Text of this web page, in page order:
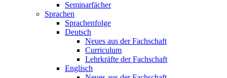
Seminarfächer
Sprachen
Sprachenfolge
Deutsch
Neues aus der Fachschaft
Curriculum
Lehrkräfte der Fachschaft
Englisch